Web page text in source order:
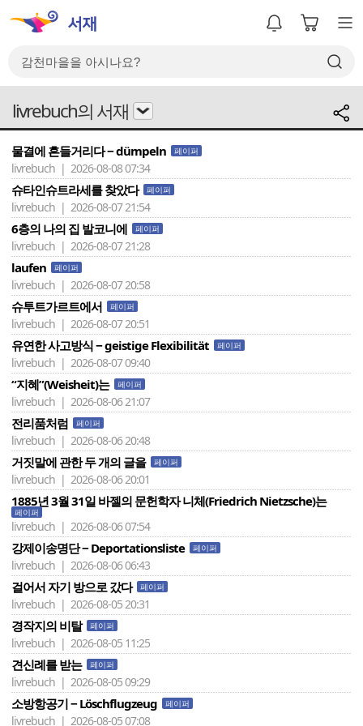
livrebuch의 서재
물결에 흔들거리다 − dümpeln 페이퍼
livrebuch | 2026-08-08 07:34
슈타인슈트라세를 찾았다 페이퍼
livrebuch | 2026-08-07 21:54
6층의 나의 집 발코니에 페이퍼
livrebuch | 2026-08-07 21:28
laufen 페이퍼
livrebuch | 2026-08-07 20:58
슈투트가르트에서 페이퍼
livrebuch | 2026-08-07 20:51
유연한 사고방식 − geistige Flexibilität 페이퍼
livrebuch | 2026-08-07 09:40
“지혜”(Weisheit)는 페이퍼
livrebuch | 2026-08-06 21:07
전리품처럼 페이퍼
livrebuch | 2026-08-06 20:48
거짓말에 관한 두 개의 글을 페이퍼
livrebuch | 2026-08-06 20:01
1885년 3월 31일 바젤의 문헌학자 니체(Friedrich Nietzsche)는
페이퍼
livrebuch | 2026-08-06 07:54
강제이송명단 − Deportationsliste 페이퍼
livrebuch | 2026-08-06 06:43
걸어서 자기 방으로 갔다 페이퍼
livrebuch | 2026-08-05 20:31
경작지의 비탈 페이퍼
livrebuch | 2026-08-05 11:25
견신례를 받는 페이퍼
livrebuch | 2026-08-05 09:29
소방항공기 − Löschflugzeug 페이퍼
livrebuch | 2026-08-05 07:08